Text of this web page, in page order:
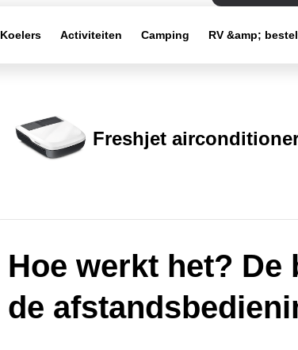
Koelers Activiteiten Camping RV &amp;
Freshjet
Hoe werkt het? De
de